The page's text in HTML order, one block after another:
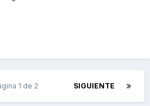
SIGUIENTE
1 de 2